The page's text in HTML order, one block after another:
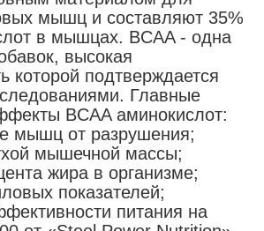
мышц и составляют 35%
в мышцах. BCAA - одна
высокая
которой подтверждается
Главные
BCAA аминокислот:
мышц от разрушения;
мышечной массы;
жира в организме;
показателей;
питания на